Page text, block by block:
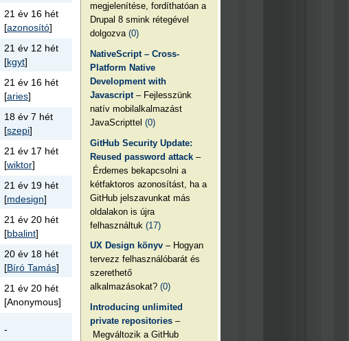
21 év 16 hét
[azonosító]
21 év 12 hét
[kgyt]
21 év 16 hét
[aries]
18 év 7 hét
[szepi]
21 év 17 hét
[wiktor]
21 év 19 hét
[mdesign]
21 év 20 hét
[bbalint]
20 év 18 hét
[Bíró Tamás]
21 év 20 hét
[Anonymous]
-
megjelenítése, fordíthatóan a
Drupal 8 smink rétegével
dolgozva(0)
NativeScript – Cross-
Platform Native
Development with
Javascript – Fejlesszünk
natív mobilalkalmazást
JavaScripttel(0)
GitHub Security Update:
Reused password attack –
Érdemes bekapcsolni a
kétfaktoros azonosítást, ha a
GitHub jelszavunkat más
oldalakon is újra
felhasználtuk(17)
UX Design könyv – Hogyan
tervezz felhasználóbarát és
szerethető
alkalmazásokat?(0)
Introducing unlimited
private repositories –
Megváltozik a GitHub